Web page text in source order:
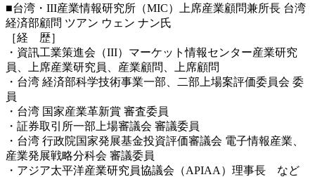
■台湾・III産業情報研究所（MIC）上席産業顧問兼所長 台湾
経済部顧問 ツアン ウェン ナン氏
［経 歴］
・資訊工業策進会（III）マーケット情報センター産業研究
員、上席産業研究員、産業顧問、上席顧問
・台湾 経済部科学技術事業一部、二部上場案評価委員会 委
員
・台湾 国家産業革新賞 審査委員
・証券取引所一部上場審議会 審議委員
・台湾 行政院国家発展基金投資評価審議会 電子情報産業、
産業発展戦略分科会 審議委員
・アジア太平洋産業研究員協議会（APIAA）理事長 など